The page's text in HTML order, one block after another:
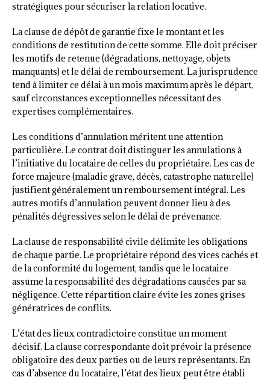
stratégiques pour sécuriser la relation locative.
La clause de dépôt de garantie fixe le montant et les
conditions de restitution de cette somme. Elle doit préciser
les motifs de retenue (dégradations, nettoyage, objets
manquants) et le délai de remboursement. La jurisprudence
tend à limiter ce délai à un mois maximum après le départ,
sauf circonstances exceptionnelles nécessitant des
expertises complémentaires.
Les conditions d’annulation méritent une attention
particulière. Le contrat doit distinguer les annulations à
l’initiative du locataire de celles du propriétaire. Les cas de
force majeure (maladie grave, décès, catastrophe naturelle)
justifient généralement un remboursement intégral. Les
autres motifs d’annulation peuvent donner lieu à des
pénalités dégressives selon le délai de prévenance.
La clause de responsabilité civile délimite les obligations
de chaque partie. Le propriétaire répond des vices cachés et
de la conformité du logement, tandis que le locataire
assume la responsabilité des dégradations causées par sa
négligence. Cette répartition claire évite les zones grises
génératrices de conflits.
L’état des lieux contradictoire constitue un moment
décisif. La clause correspondante doit prévoir la présence
obligatoire des deux parties ou de leurs représentants. En
cas d’absence du locataire, l’état des lieux peut être établi